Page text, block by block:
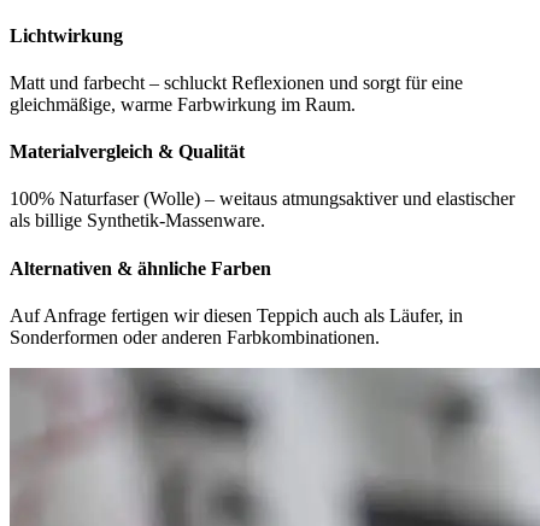
Lichtwirkung
Matt und farbecht – schluckt Reflexionen und sorgt für eine
gleichmäßige, warme Farbwirkung im Raum.
Materialvergleich & Qualität
100% Naturfaser (Wolle) – weitaus atmungsaktiver und elastischer
als billige Synthetik-Massenware.
Alternativen & ähnliche Farben
Auf Anfrage fertigen wir diesen Teppich auch als Läufer, in
Sonderformen oder anderen Farbkombinationen.